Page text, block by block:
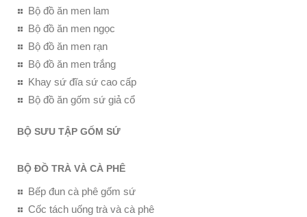
Bộ đồ ăn men lam
Bộ đồ ăn men ngọc
Bộ đồ ăn men rạn
Bộ đồ ăn men trắng
Khay sứ đĩa sứ cao cấp
Bộ đồ ăn gốm sứ giả cổ
BỘ SƯU TẬP GỐM SỨ
BỘ ĐỒ TRÀ VÀ CÀ PHÊ
Bếp đun cà phê gốm sứ
Cốc tách uống trà và cà phê